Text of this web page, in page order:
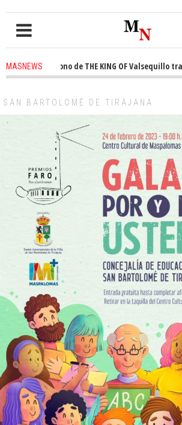
MASNEWS
el trono de THE KING OF Valsequillo tras una
SAN BARTOLOMÉ DE TIRAJANA